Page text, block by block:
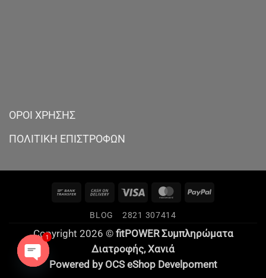
ΟΡΟΙ ΧΡΗΣΗΣ
ΠΟΛΙΤΙΚΗ ΕΠΙΣΤΡΟΦΩΝ
Bank
Cash
Visa MasterCard
PayPal
BLOG 2821 307414
Copyright 2026 © fitPOWER Συμπληρώματα
Διατροφής,Χανιά
Powered by OCS eShop Develpoment
1